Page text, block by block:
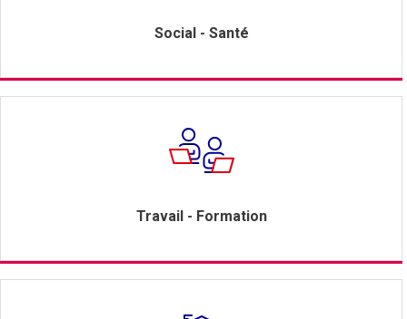
Social - Santé
Travail - Formation